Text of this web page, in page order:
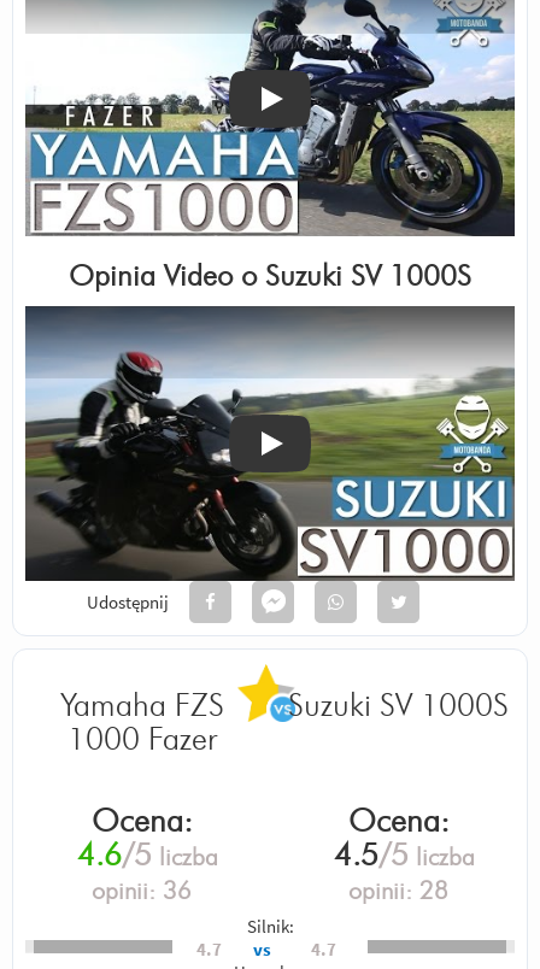
Odtwórz
Opinia Video o Suzuki SV 1000S
Odtwórz
Udostępnij
Yamaha FZS
1000 Fazer
Suzuki SV 1000S
Ocena:
4.6/5 liczba
opinii: 36
Ocena:
4.5/5 liczba
opinii: 28
Silnik:
4.7
vs
4.7